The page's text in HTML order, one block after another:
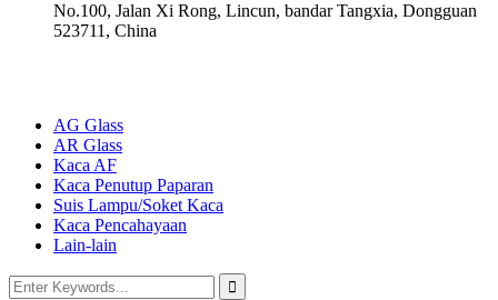
No.100, Jalan Xi Rong, Lincun, bandar Tangxia, Dongguan
523711, China
AG Glass
AR Glass
Kaca AF
Kaca Penutup Paparan
Suis Lampu/Soket Kaca
Kaca Pencahayaan
Lain-lain